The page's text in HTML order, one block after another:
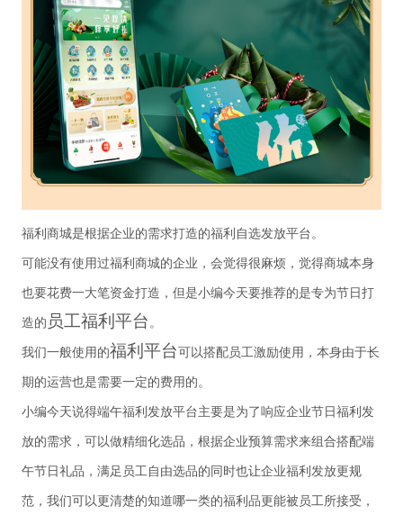
福利商城是根据企业的需求打造的福利自选发放平台。
可能没有使用过福利商城的企业，会觉得很麻烦，觉得商城本身
也要花费一大笔资金打造，但是小编今天要推荐的是专为节日打
造的 员工福利平台 。
我们一般使用的福利平台可以搭配员工激励使用，本身由于长
期的运营也是需要一定的费用的。
小编今天说得端午福利发放平台主要是为了响应企业节日福利发
放的需求，可以做精细化选品，根据企业预算需求来组合搭配端
午节日礼品，满足员工自由选品的同时也让企业福利发放更规
范，我们可以更清楚的知道哪一类的福利品更能被员工所接受，